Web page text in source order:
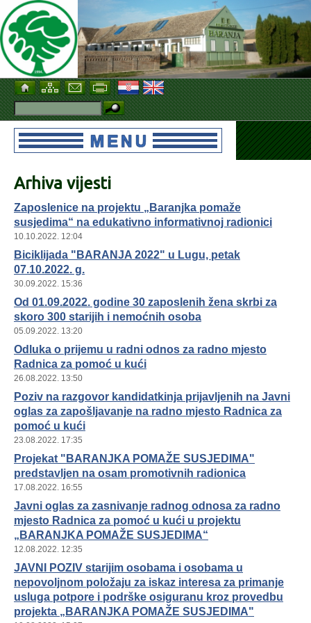
Arhiva vijesti
Zaposlenice na projektu „Baranjka pomaže
susjedima“ na edukativno informativnoj radionici
10.10.2022. 12:04
Biciklijada "BARANJA 2022" u Lugu, petak
07.10.2022. g.
30.09.2022. 15:36
Od 01.09.2022. godine 30 zaposlenih žena skrbi za
skoro 300 starijih i nemoćnih osoba
05.09.2022. 13:20
Odluka o prijemu u radni odnos za radno mjesto
Radnica za pomoć u kući
26.08.2022. 13:50
Poziv na razgovor kandidatkinja prijavljenih na Javni
oglas za zapošljavanje na radno mjesto Radnica za
pomoć u kući
23.08.2022. 17:35
Projekat "BARANJKA POMAŽE SUSJEDIMA"
predstavljen na osam promotivnih radionica
17.08.2022. 16:55
Javni oglas za zasnivanje radnog odnosa za radno
mjesto Radnica za pomoć u kući u projektu
„BARANJKA POMAŽE SUSJEDIMA“
12.08.2022. 12:35
JAVNI POZIV starijim osobama i osobama u
nepovoljnom položaju za iskaz interesa za primanje
usluga potpore i podrške osiguranu kroz provedbu
projekta „BARANJKA POMAŽE SUSJEDIMA"